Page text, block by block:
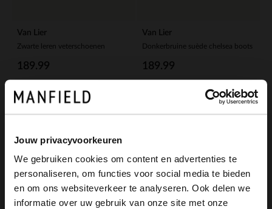
Jouw privacyvoorkeuren
We gebruiken cookies om content en advertenties te
personaliseren, om functies voor social media te bieden
en om ons websiteverkeer te analyseren. Ook delen we
informatie over uw gebruik van onze site met onze
Van Lier
Zwarte leren veterschoenen
189.99
Van Lier
Donkerbruine suède chelsea boots
189.99
×
View this website in English?